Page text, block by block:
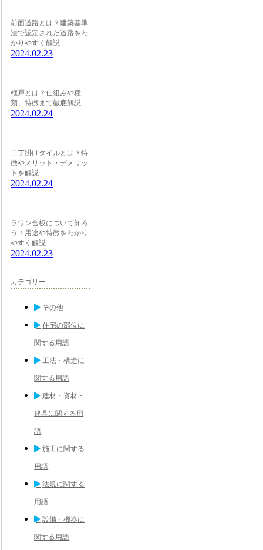
前面道路とは？建築基準
法で認定された道路をわ
かりやすく解説
2024.02.23
框戸とは？仕組みや種
類、特徴まで徹底解説
2024.02.24
二丁掛けタイルとは？特
徴やメリット・デメリッ
トを解説
2024.02.24
ラワン合板について知ろ
う！用途や特徴をわかり
やすく解説
2024.02.23
カテゴリー
その他
住宅の部位に
関する用語
工法・構造に
関する用語
建材・資材・
建具に関する用
語
施工に関する
用語
法規に関する
用語
設備・機器に
関する用語